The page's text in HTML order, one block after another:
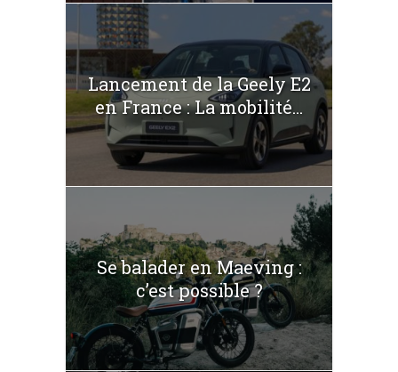
Lancement de la Geely E2
en France : La mobilité...
Se balader en Maeving :
c’est possible ?